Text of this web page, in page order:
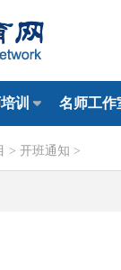
训 名师工作
> 开班通知 >